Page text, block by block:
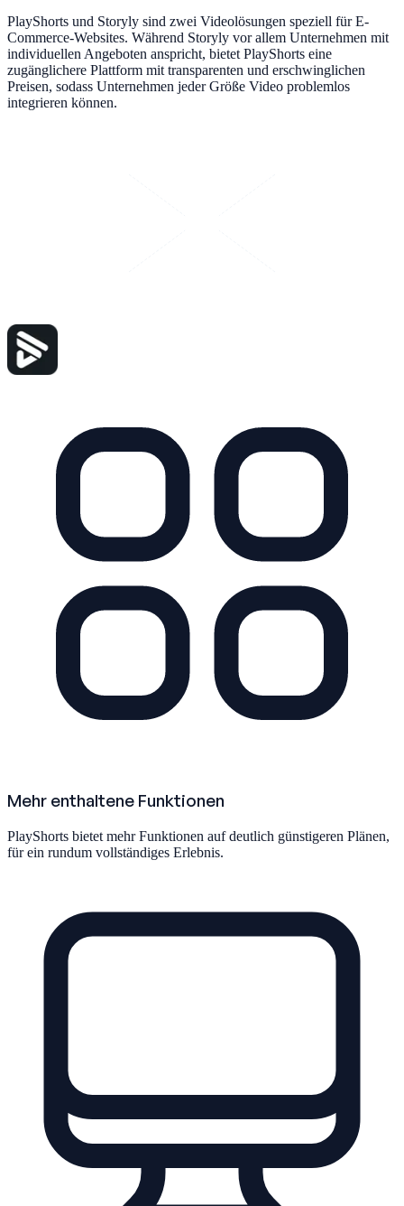
PlayShorts und Storyly sind zwei Videolösungen speziell für E-
Commerce-Websites. Während Storyly vor allem Unternehmen mit
individuellen Angeboten anspricht, bietet PlayShorts eine
zugänglichere Plattform mit transparenten und erschwinglichen
Preisen, sodass Unternehmen jeder Größe Video problemlos
integrieren können.
Mehr enthaltene Funktionen
PlayShorts bietet mehr Funktionen auf deutlich günstigeren Plänen,
für ein rundum vollständiges Erlebnis.